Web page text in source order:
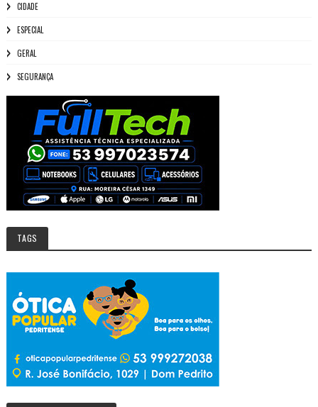
CIDADE
ESPECIAL
GERAL
SEGURANÇA
TAGS